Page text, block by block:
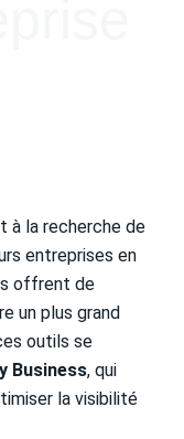
à la recherche de
entreprises en
offrent de
un plus grand
outils se
Business, qui
la visibilité